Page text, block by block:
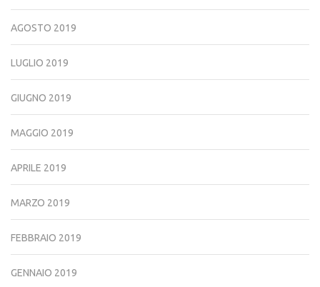
AGOSTO 2019
LUGLIO 2019
GIUGNO 2019
MAGGIO 2019
APRILE 2019
MARZO 2019
FEBBRAIO 2019
GENNAIO 2019